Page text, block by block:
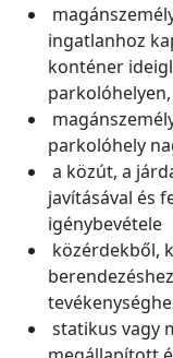
ingatlanhoz
konténer
parkolóhely
a közút, a
javításával és
igénybevétele
közérdekből,
statikus vagy